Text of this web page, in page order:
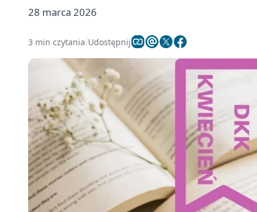
28 marca 2026
3 min czytania Udostępnij